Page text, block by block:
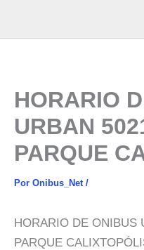
HORARIO
URBAN
PARQUE
Por Onibus_Net /
HORARIO DE ONIBUS
PARQUE